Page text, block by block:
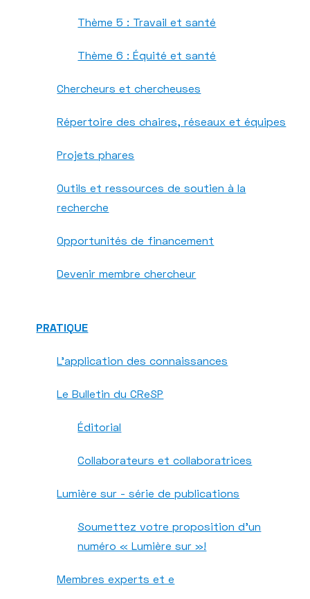
Thème 5 : Travail et santé
Thème 6 : Équité et santé
Chercheurs et chercheuses
Répertoire des chaires, réseaux et équipes
Projets phares
Outils et ressources de soutien à la
recherche
Opportunités de financement
Devenir membre chercheur
PRATIQUE
L’application des connaissances
Le Bulletin du CReSP
Éditorial
Collaborateurs et collaboratrices
Lumière sur - série de publications
Soumettez votre proposition d'un
numéro « Lumière sur »!
Membres experts et e